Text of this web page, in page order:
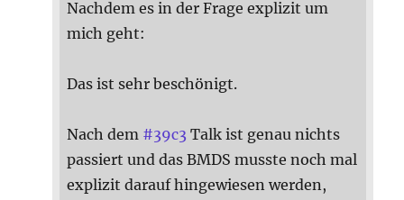
Nachdem es in der Frage explizit um
mich geht:
Das ist sehr beschönigt.
Nach dem #39c3 Talk ist genau nichts
passiert und das BMDS musste noch mal
explizit darauf hingewiesen werden,